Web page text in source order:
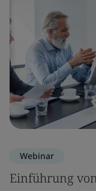
Webinar
Einführung